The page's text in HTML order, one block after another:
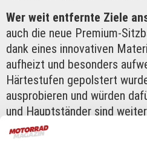
Wer weit entfernte Ziele
auch die neue Premium-
dank eines innovativen
aufheizt und besonders
Härtestufen gepolstert
ausprobieren und würden
und Hauptständer sind
ambitionierte Touristen